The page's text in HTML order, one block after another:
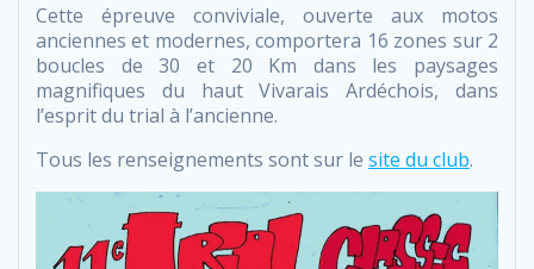
Cette épreuve conviviale, ouverte aux motos
anciennes et modernes, comportera 16 zones sur 2
boucles de 30 et 20 Km dans les paysages
magnifiques du haut Vivarais Ardéchois, dans
l’esprit du trial à l’ancienne.
Tous les renseignements sont sur le site du club.